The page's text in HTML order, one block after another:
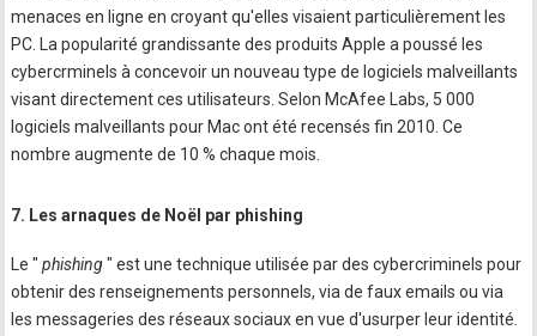
menaces en ligne en croyant qu'elles visaient particulièrement les
PC. La popularité grandissante des produits Apple a poussé les
cybercrminels à concevoir un nouveau type de logiciels malveillants
visant directement ces utilisateurs. Selon McAfee Labs, 5 000
logiciels malveillants pour Mac ont été recensés fin 2010. Ce
nombre augmente de 10 % chaque mois.
7. Les arnaques de Noël par phishing
Le " phishing" est une technique utilisée par des cybercriminels pour
obtenir des renseignements personnels, via de faux emails ou via
les messageries des réseaux sociaux en vue d'usurper leur identité.